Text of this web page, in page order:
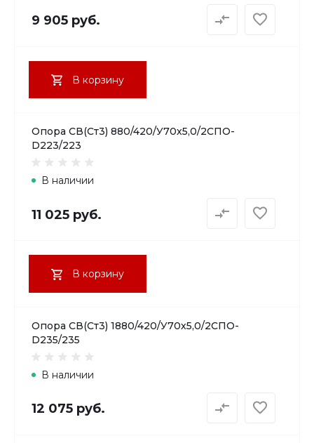
9 905 руб.
В корзину
Опора СВ(Ст3) 880/420/У70х5,0/2СПО-
D223/223
В наличии
11 025 руб.
В корзину
Опора СВ(Ст3) 1880/420/У70х5,0/2СПО-
D235/235
В наличии
12 075 руб.